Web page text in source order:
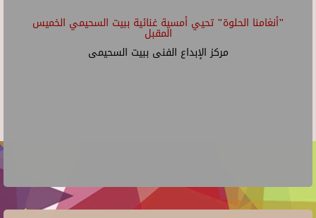
"أنغامنا الحلوة" تحيي أمسية غنائية ببيت السحيمي الخميس
المقبل
مركز الإبداع الفنى ببيت السحيمى